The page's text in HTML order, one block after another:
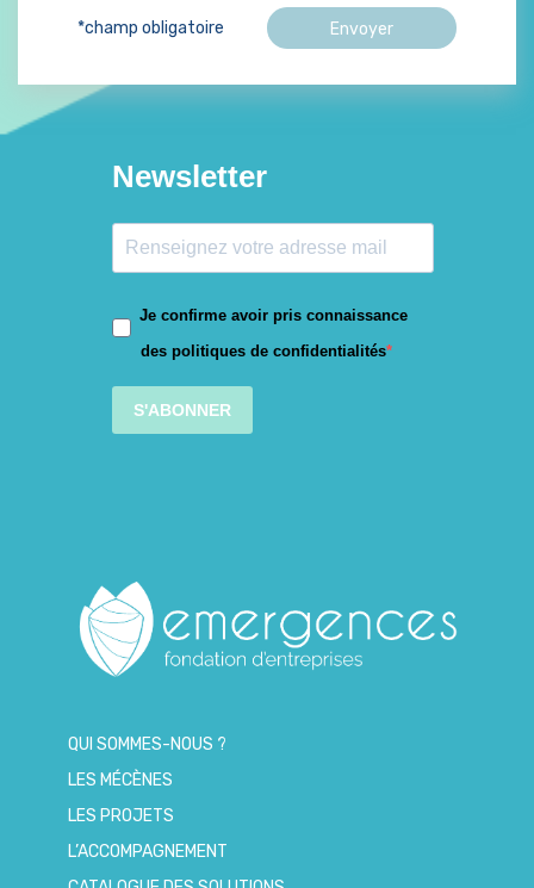
Newsletter
Je confirme avoir pris connaissance
des politiques de confidentialités
S'ABONNER
QUI SOMMES-NOUS ?
LES MÉCÈNES
LES PROJETS
L’ACCOMPAGNEMENT
*champ obligatoire